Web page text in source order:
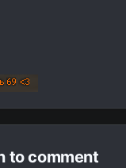
to comment